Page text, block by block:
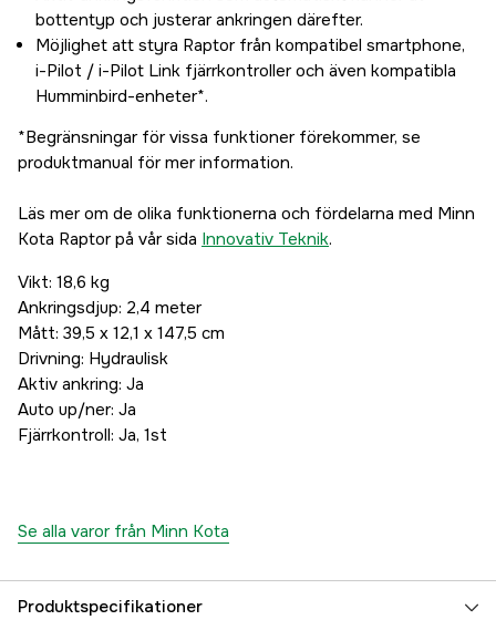
bottentyp och justerar ankringen därefter.
Möjlighet att styra Raptor från kompatibel smartphone,
i-Pilot / i-Pilot Link fjärrkontroller och även kompatibla
Humminbird-enheter*.
*Begränsningar för vissa funktioner förekommer, se
produktmanual för mer information.
Läs mer om de olika funktionerna och fördelarna med Minn
Kota Raptor på vår sida Innovativ Teknik.
Vikt: 18,6 kg
Ankringsdjup: 2,4 meter
Mått: 39,5 x 12,1 x 147,5 cm
Drivning: Hydraulisk
Aktiv ankring: Ja
Auto up/ner: Ja
Fjärrkontroll: Ja, 1st
Se alla varor från Minn Kota
Produktspecifikationer